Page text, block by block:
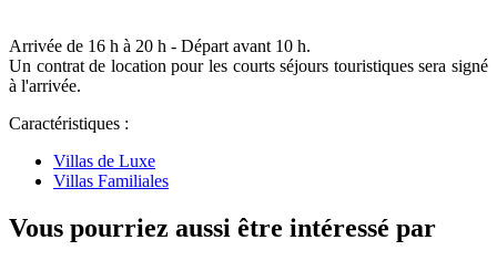
Arrivée de 16 h à 20 h - Départ avant 10 h.
Un contrat de location pour les courts séjours touristiques sera signé
à l'arrivée.
Caractéristiques :
Villas de Luxe
Villas Familiales
Vous pourriez aussi être intéressé par